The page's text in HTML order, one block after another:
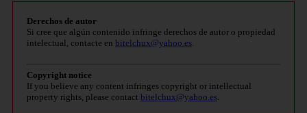
Derechos de autor
Si cree que algún contenido infringe derechos de autor o propiedad
intelectual, contacte en bitelchux@yahoo.es
Copyright notice
If you believe any content infringes copyright or intellectual
property rights, please contact bitelchux@yahoo.es